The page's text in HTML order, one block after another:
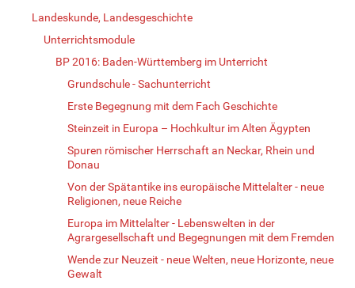
Landeskunde, Landesgeschichte
Unterrichtsmodule
BP 2016: Baden-Württemberg im Unterricht
Grundschule - Sachunterricht
Erste Begegnung mit dem Fach Geschichte
Steinzeit in Europa – Hochkultur im Alten Ägypten
Spuren römischer Herrschaft an Neckar, Rhein und
Donau
Von der Spätantike ins europäische Mittelalter - neue
Religionen, neue Reiche
Europa im Mittelalter - Lebenswelten in der
Agrargesellschaft und Begegnungen mit dem Fremden
Wende zur Neuzeit - neue Welten, neue Horizonte, neue
Gewalt